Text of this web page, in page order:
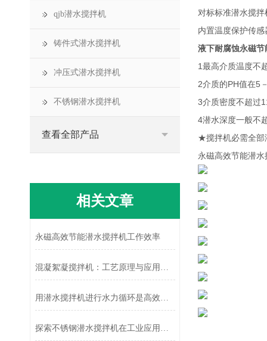
对标标准潜水搅
内置温度保护传
液下耐腐蚀永磁
1最高介质温度不
2介质的PH值在5
3介质密度不超过
4潜水深度一般不
★搅拌机必需全部
永磁高效节能潜
qjb潜水搅拌机
铸件式潜水搅拌机
冲压式潜水搅拌机
不锈钢潜水搅拌机
查看全部产品
相关文章
永磁高效节能潜水搅拌机工作效率
混凝絮凝搅拌机：工艺原理与应用价值解析
用潜水搅拌机进行水力循环是高效节能的手段
探索不锈钢潜水搅拌机在工业应用中的优势与特点